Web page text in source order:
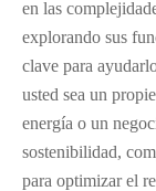
en las
explorando sus
clave para
usted sea un
energía o un
sostenibilidad,
para optimizar el